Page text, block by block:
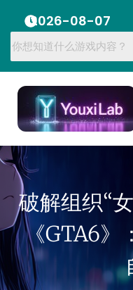
2026-08-07
破解组织“
《GTA6》